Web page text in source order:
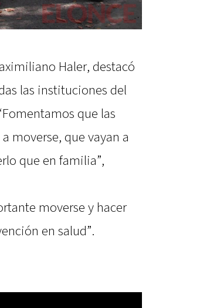
Haler, destacó
las instituciones del
que las
moverse, que vayan a
que en familia”,
moverse y hacer
en salud”.